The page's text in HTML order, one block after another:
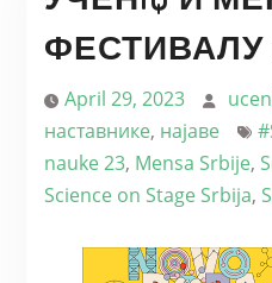
ФЕСТИВАЛУ
April 29, 2023
наставнике, најаве
nauke 23, Mensa Srbije,
Science on Stage Srbija,